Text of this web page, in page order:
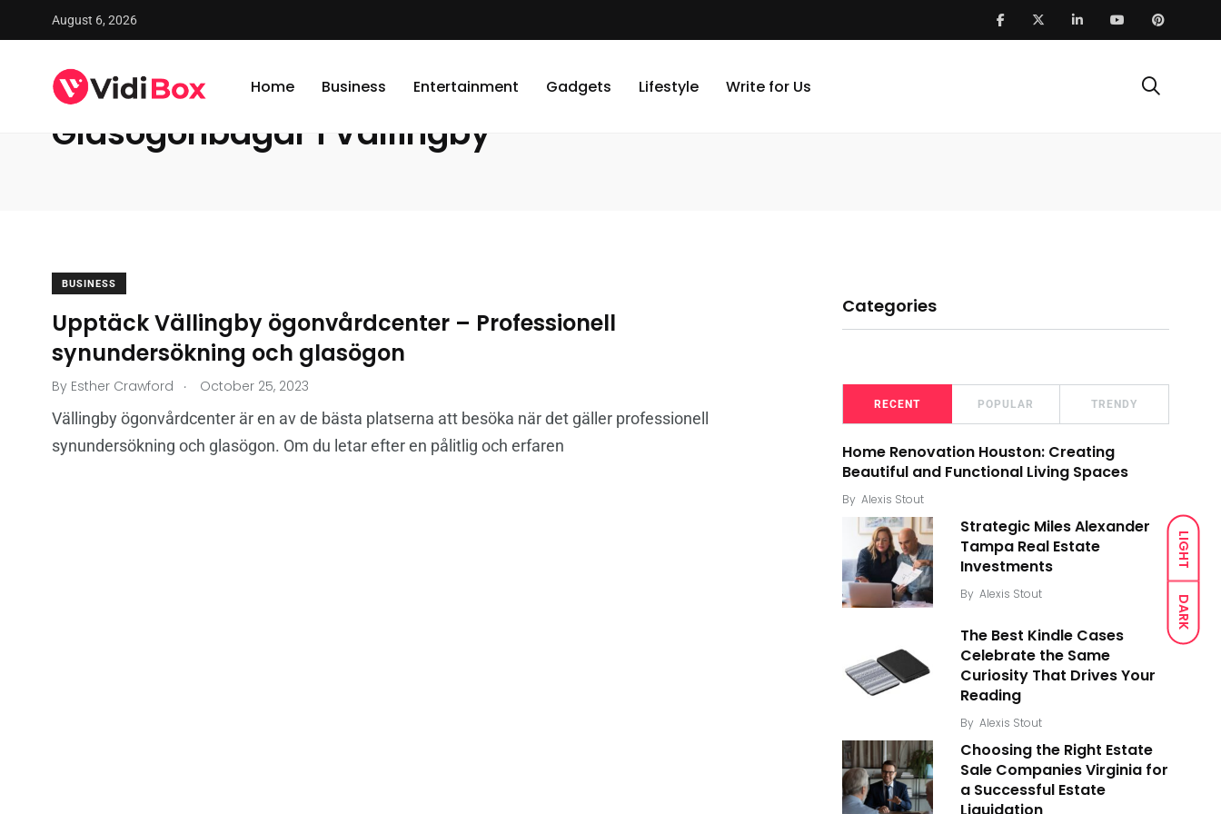
LIGHT
DARK
August 6, 2026
Home Business Entertainment Gadgets Lifestyle Write for Us
VidiBox / News
Glasögonbågar i Vällingby
BUSINESS
Upptäck Vällingby ögonvårdcenter – Professionell
synundersökning och glasögon
By Esther Crawford . October 25, 2023
Vällingby ögonvårdcenter är en av de bästa platserna att besöka när det gäller professionell
synundersökning och glasögon. Om du letar efter en pålitlig och erfaren
Categories
RECENT POPULAR TRENDY
Home Renovation Houston: Creating
Beautiful and Functional Living Spaces
By Alexis Stout
Strategic Miles Alexander
Tampa Real Estate
Investments
By Alexis Stout
The Best Kindle Cases
Celebrate the Same
Curiosity That Drives Your
Reading
By Alexis Stout
Choosing the Right Estate
Sale Companies Virginia for
a Successful Estate